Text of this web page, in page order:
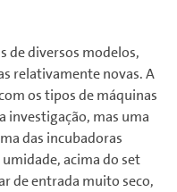
de diversos modelos,
relativamente novas. A
os tipos de máquinas
investigação, mas uma
das incubadoras
acima do set
de entrada muito seco,